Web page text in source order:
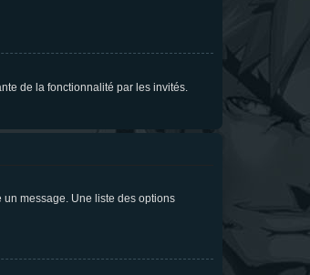
de la fonctionnalité par les invités.
un message. Une liste des options